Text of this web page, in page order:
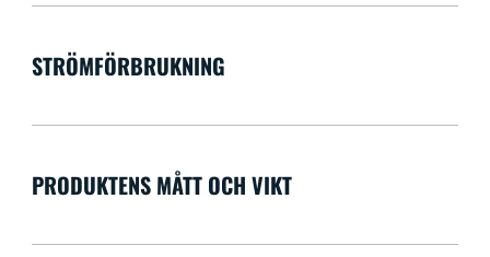
STRÖMFÖRBRUKNING
PRODUKTENS MÅTT OCH VIKT